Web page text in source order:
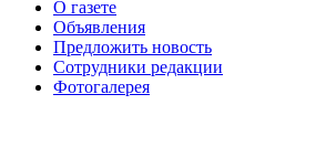
августа 2012 г
О газете
Объявления
Предложить новость
Сотрудники редакции
Фотогалерея